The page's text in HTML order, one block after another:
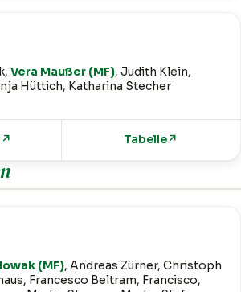
Vera Maußer (MF), Judith Klein,
Hüttich, Katharina Stecher
↗ Tabelle↗
(MF), Andreas Zürner, Christoph
Francesco Beltram, Francisco,